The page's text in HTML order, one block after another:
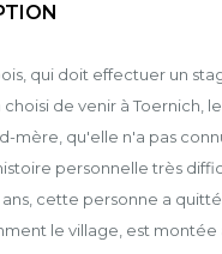
qui doit effectuer un
choisi de venir à Toernich,
mère, qu'elle n'a pas
personnelle très
ans, cette personne a quitté
le village, est montée